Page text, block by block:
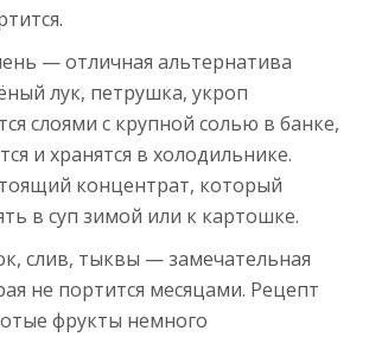
— отличная альтернатива
лук, петрушка, укроп
слоями с крупной солью в банке,
и хранятся в холодильнике.
концентрат, который
в суп зимой или к картошке.
слив, тыквы — замечательная
не портится месяцами. Рецепт
фрукты немного